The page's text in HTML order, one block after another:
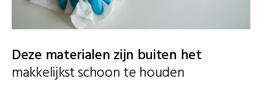
Deze materialen zijn buiten het
makkelijkst schoon te houden